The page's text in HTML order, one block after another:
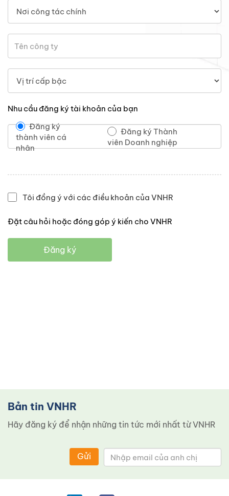
Nhu cầu đăng ký tài khoản của bạn
Đăng ký
thành viên cá
nhân
Đăng ký Thành
viên Doanh nghiệp
Tôi đồng ý với các điều khoản của VNHR
Đặt câu hỏi hoặc đóng góp ý kiến cho VNHR
Đăng ký
Bản tin VNHR
Hãy đăng ký để nhận những tin tức mới nhất từ ​​VNHR
Gửi